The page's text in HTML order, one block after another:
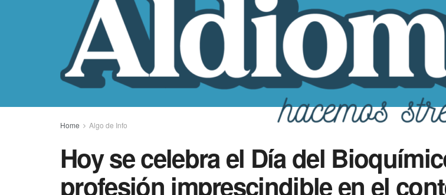
Home Algo de Info
Hoy se celebra el Día del
profesión imprescindible en el